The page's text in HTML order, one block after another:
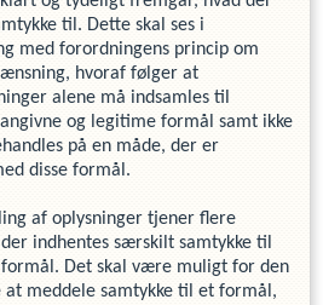
til. Dette skal ses i
med forordningens princip om
hvoraf følger at
alene må indsamles til
og legitime formål samt ikke
på en måde, der er
disse formål.
af oplysninger tjener flere
indhentes særskilt samtykke til
formål. Det skal være muligt for den
at meddele samtykke til et formål,